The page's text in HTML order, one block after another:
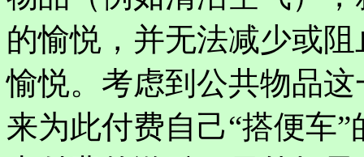
的愉悦，并无法减少或
愉悦。考虑到公共物品
来为此付费自己“搭便车